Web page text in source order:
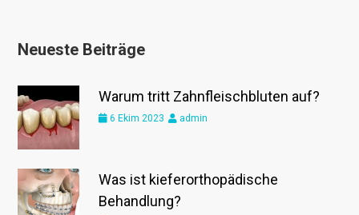
Neueste Beiträge
Warum tritt Zahnfleischbluten auf?
6 Ekim 2023 admin
Was ist kieferorthopädische
Behandlung?